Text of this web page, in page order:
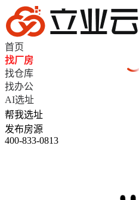
首页
找厂房
找仓库
找办公
AI选址
帮我选址
发布房源
400-833-0813